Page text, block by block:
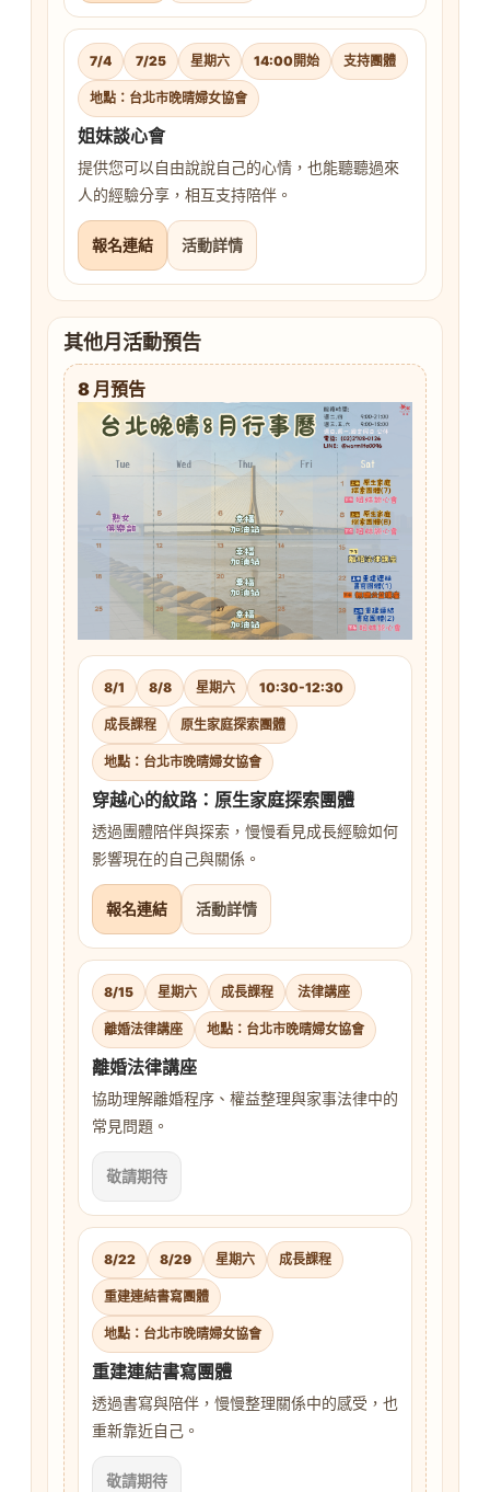
7/4 7/25 星期六 14:00開始 支持團體
地點：台北市晚晴婦女協會
姐妹談心會
提供您可以自由說說自己的心情，也能聽聽過來
人的經驗分享，相互支持陪伴。
報名連結 活動詳情
其他月活動預告
8 月預告
8/1 8/8 星期六 10:30-12:30
成長課程 原生家庭探索團體
地點：台北市晚晴婦女協會
穿越心的紋路：原生家庭探索團體
透過團體陪伴與探索，慢慢看見成長經驗如何
影響現在的自己與關係。
報名連結 活動詳情
8/15 星期六 成長課程 法律講座
離婚法律講座 地點：台北市晚晴婦女協會
離婚法律講座
協助理解離婚程序、權益整理與家事法律中的
常見問題。
敬請期待
8/22 8/29 星期六 成長課程
重建連結書寫團體
地點：台北市晚晴婦女協會
重建連結書寫團體
透過書寫與陪伴，慢慢整理關係中的感受，也
重新靠近自己。
敬請期待